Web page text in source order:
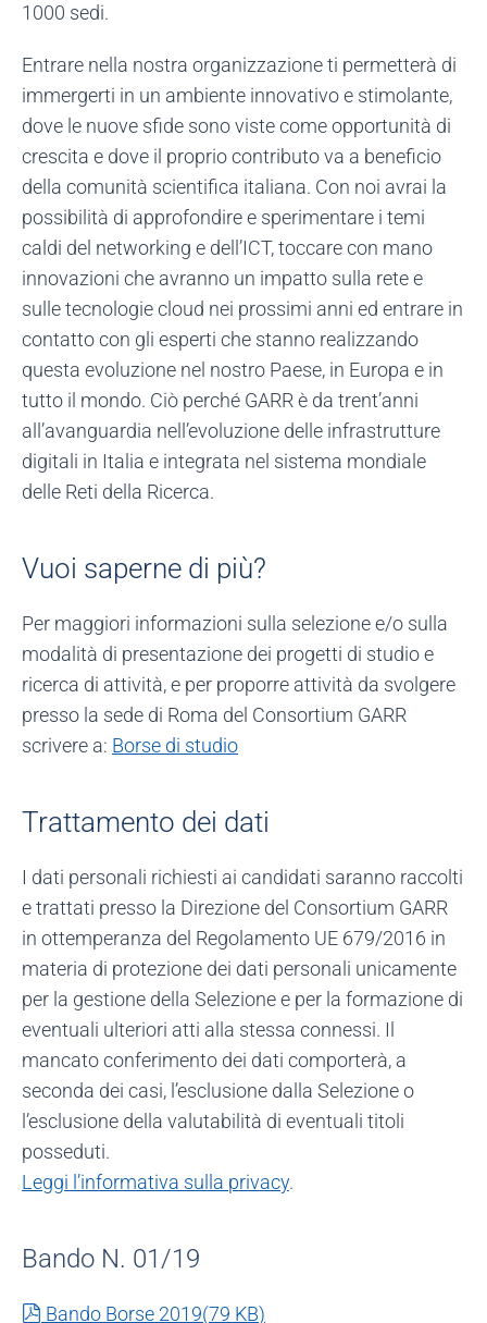
1000 sedi.
Entrare nella nostra organizzazione ti permetterà di
immergerti in un ambiente innovativo e stimolante,
dove le nuove sfide sono viste come opportunità di
crescita e dove il proprio contributo va a beneficio
della comunità scientifica italiana. Con noi avrai la
possibilità di approfondire e sperimentare i temi
caldi del networking e dell’ICT, toccare con mano
innovazioni che avranno un impatto sulla rete e
sulle tecnologie cloud nei prossimi anni ed entrare in
contatto con gli esperti che stanno realizzando
questa evoluzione nel nostro Paese, in Europa e in
tutto il mondo. Ciò perché GARR è da trent’anni
all’avanguardia nell’evoluzione delle infrastrutture
digitali in Italia e integrata nel sistema mondiale
delle Reti della Ricerca.
Vuoi saperne di più?
Per maggiori informazioni sulla selezione e/o sulla
modalità di presentazione dei progetti di studio e
ricerca di attività, e per proporre attività da svolgere
presso la sede di Roma del Consortium GARR
scrivere a: Borse di studio
Trattamento dei dati
I dati personali richiesti ai candidati saranno raccolti
e trattati presso la Direzione del Consortium GARR
in ottemperanza del Regolamento UE 679/2016 in
materia di protezione dei dati personali unicamente
per la gestione della Selezione e per la formazione di
eventuali ulteriori atti alla stessa connessi. Il
mancato conferimento dei dati comporterà, a
seconda dei casi, l’esclusione dalla Selezione o
l’esclusione della valutabilità di eventuali titoli
posseduti.
Leggi l’informativa sulla privacy.
Bando N. 01/19
pdf
Bando Borse 2019(79 KB)